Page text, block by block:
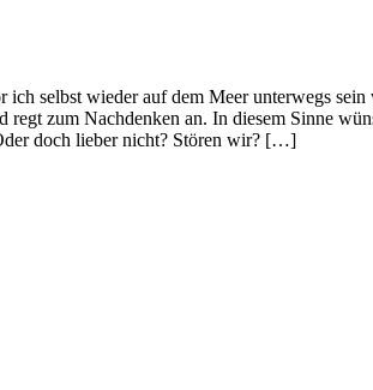
selbst wieder auf dem Meer unterwegs
regt zum Nachdenken an. In diesem Sinne
doch lieber nicht? Stören wir? […]